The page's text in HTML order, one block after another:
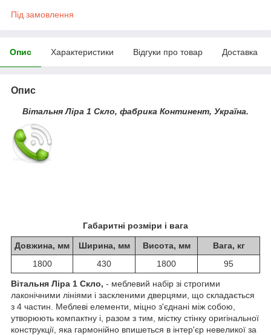
Під замовлення
Опис Характеристики Відгуки про товар Доставка
Опис
Вітальня Ліра 1 Скло, фабрика Континент, Україна.
Габаритні розміри і вага
Довжина, мм Ширина, мм Висота, мм
Вага, кг
1800
430 1800 95
Вітальня Ліра 1 Скло, - меблевий набір зі строгими
лаконічними лініями і заскленими дверцями, що складається
з 4 частин. Меблеві елементи, міцно з'єднані між собою,
утворюють компактну і, разом з тим, містку стінку оригінальної
конструкції, яка гармонійно впишеться в інтер'єр невеликої за